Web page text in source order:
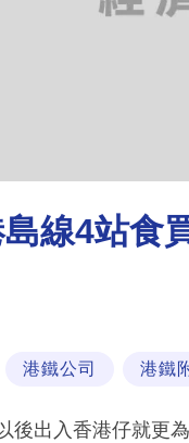
線4站食
港鐵公司 港鐵
後出入香港仔就更